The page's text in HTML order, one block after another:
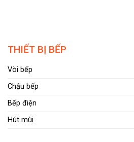
THIẾT BỊ BẾP
Vòi bếp
Chậu bếp
Bếp điện
Hút mùi